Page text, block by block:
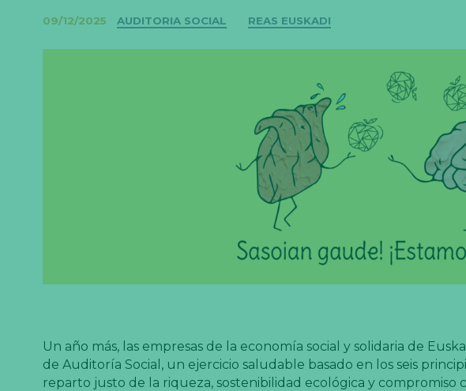
09/12/2025 Categorías
AUDITORIA SOCIAL REAS EUSKADI
Un año más, las empresas de la economía social y solidaria de
de Auditoría Social, un ejercicio saludable basado en los seis
reparto justo de la riqueza, sostenibilidad ecológica y compromiso